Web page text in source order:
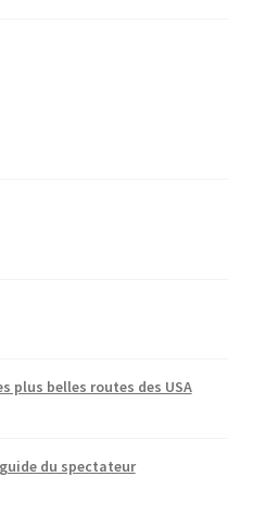
plus belles routes des USA
guide du spectateur